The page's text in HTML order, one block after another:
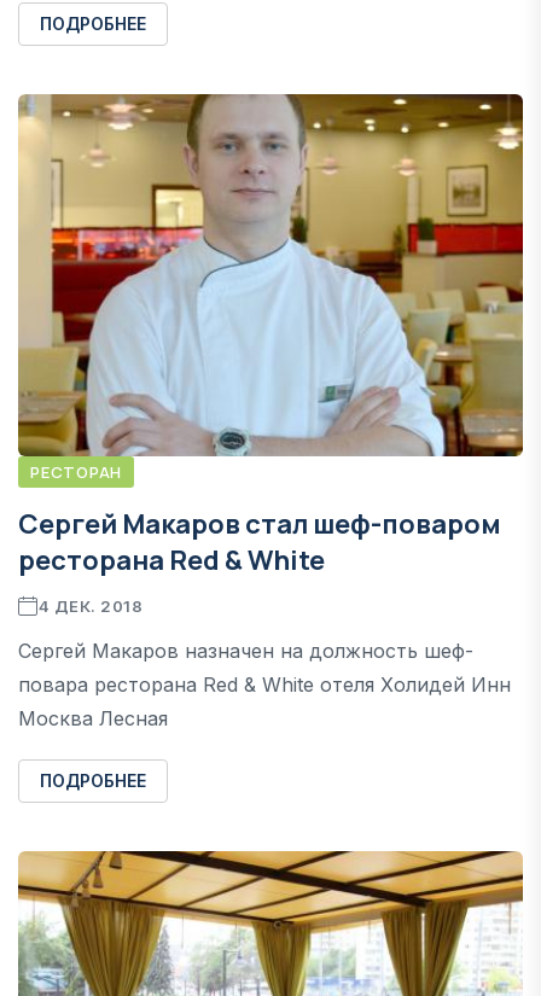
ПОДРОБНЕЕ
РЕСТОРАН
Сергей Макаров стал шеф-поваром
ресторана Red & White
4 ДЕК. 2018
Сергей Макаров назначен на должность шеф-
повара ресторана Red & White отеля Холидей Инн
Москва Лесная
ПОДРОБНЕЕ